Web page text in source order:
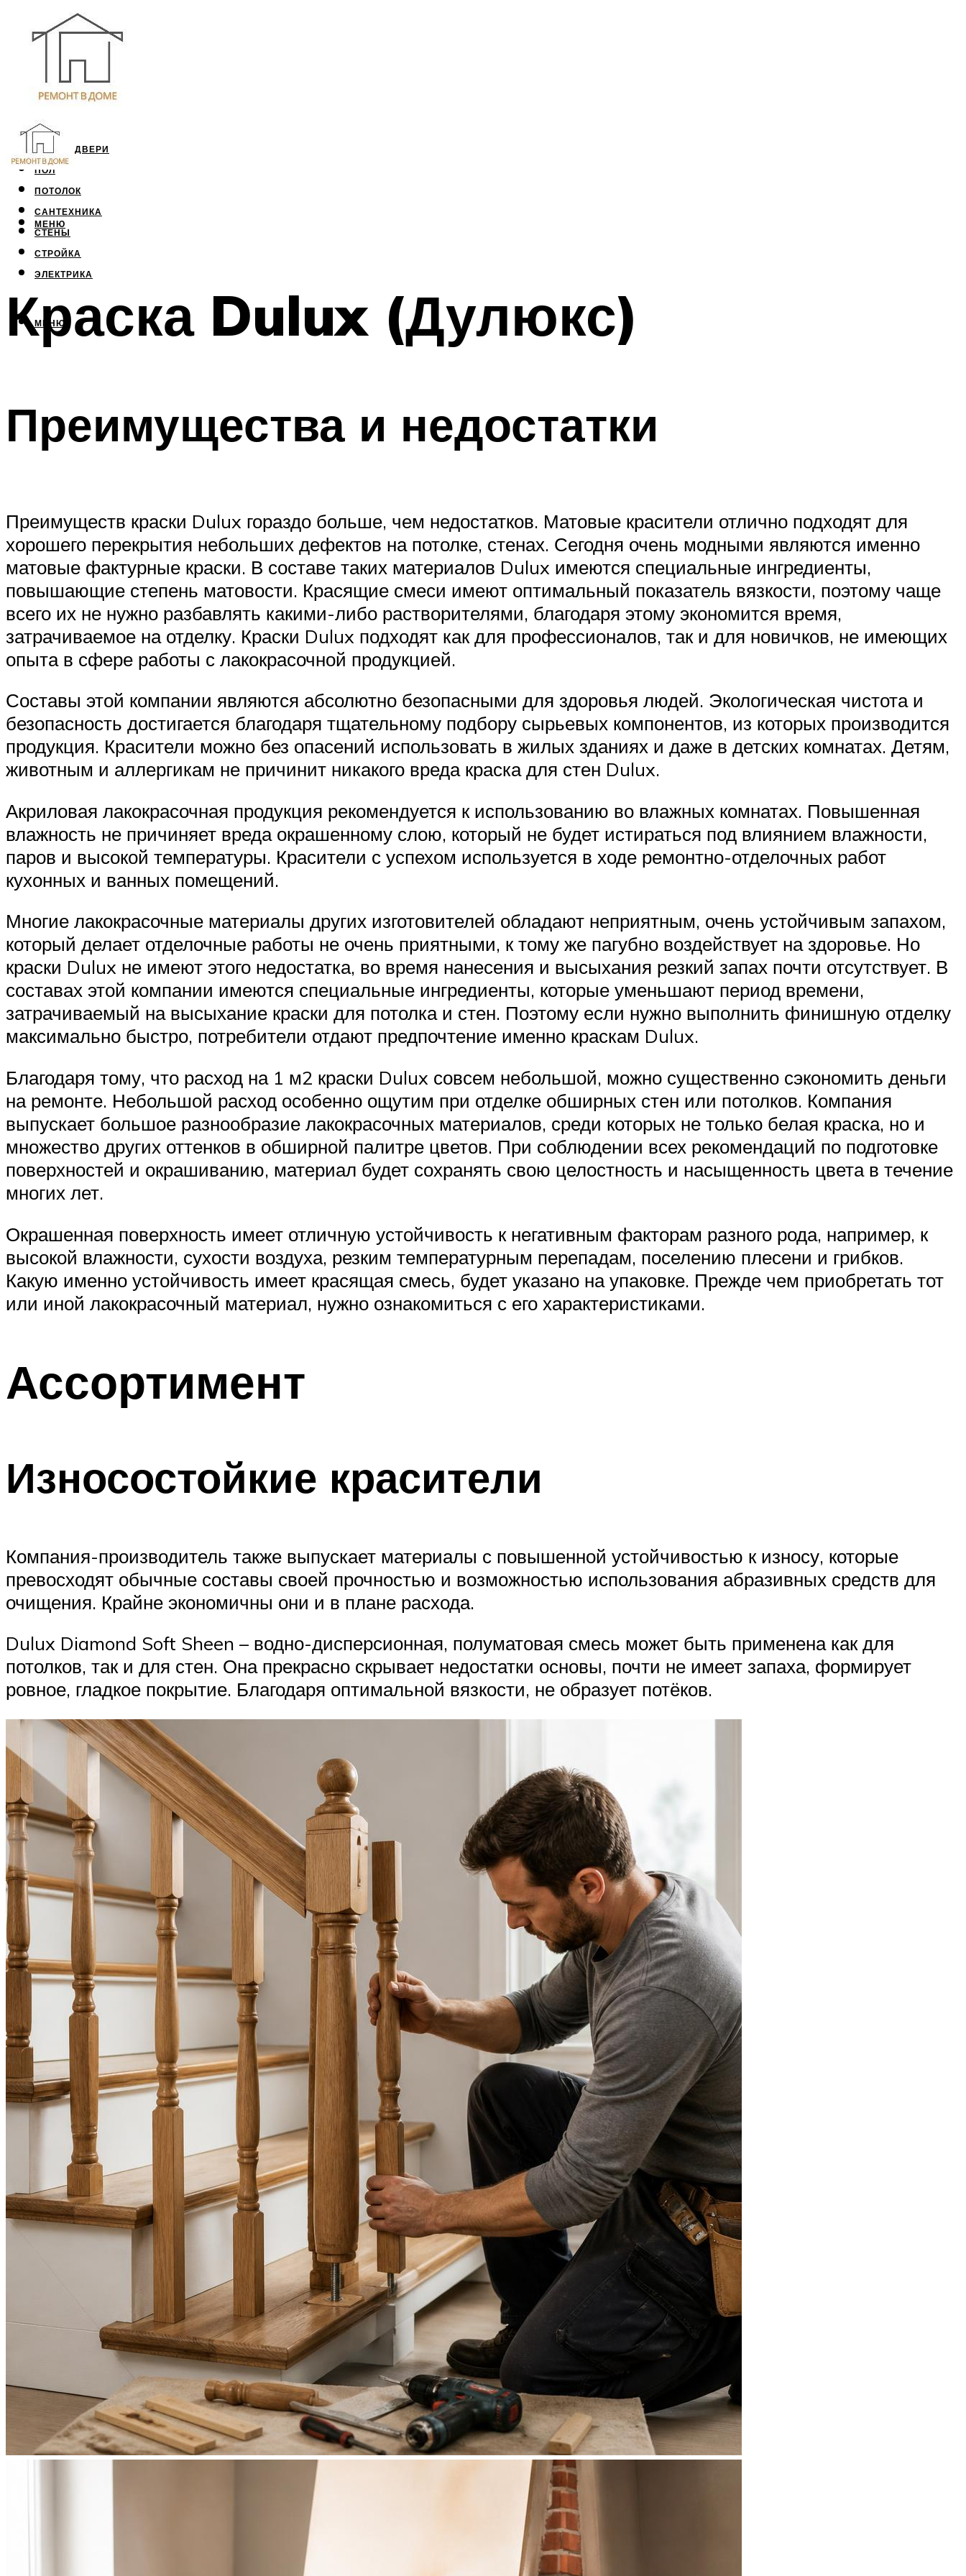
ОКНА И ДВЕРИ
ПОЛ
ПОТОЛОК
САНТЕХНИКА
СТЕНЫ
СТРОЙКА
ЭЛЕКТРИКА
МЕНЮ
МЕНЮ
Краска Dulux (Дулюкс)
Преимущества и недостатки
Преимуществ краски Dulux гораздо больше, чем недостатков. Матовые красители отлично подходят для
хорошего перекрытия небольших дефектов на потолке, стенах. Сегодня очень модными являются именно
матовые фактурные краски. В составе таких материалов Dulux имеются специальные ингредиенты,
повышающие степень матовости. Красящие смеси имеют оптимальный показатель вязкости, поэтому чаще
всего их не нужно разбавлять какими-либо растворителями, благодаря этому экономится время,
затрачиваемое на отделку. Краски Dulux подходят как для профессионалов, так и для новичков, не имеющих
опыта в сфере работы с лакокрасочной продукцией.
Составы этой компании являются абсолютно безопасными для здоровья людей. Экологическая чистота и
безопасность достигается благодаря тщательному подбору сырьевых компонентов, из которых производится
продукция. Красители можно без опасений использовать в жилых зданиях и даже в детских комнатах. Детям,
животным и аллергикам не причинит никакого вреда краска для стен Dulux.
Акриловая лакокрасочная продукция рекомендуется к использованию во влажных комнатах. Повышенная
влажность не причиняет вреда окрашенному слою, который не будет истираться под влиянием влажности,
паров и высокой температуры. Красители с успехом используется в ходе ремонтно-отделочных работ
кухонных и ванных помещений.
Многие лакокрасочные материалы других изготовителей обладают неприятным, очень устойчивым запахом,
который делает отделочные работы не очень приятными, к тому же пагубно воздействует на здоровье. Но
краски Dulux не имеют этого недостатка, во время нанесения и высыхания резкий запах почти отсутствует. В
составах этой компании имеются специальные ингредиенты, которые уменьшают период времени,
затрачиваемый на высыхание краски для потолка и стен. Поэтому если нужно выполнить финишную отделку
максимально быстро, потребители отдают предпочтение именно краскам Dulux.
Благодаря тому, что расход на 1 м2 краски Dulux совсем небольшой, можно существенно сэкономить деньги
на ремонте. Небольшой расход особенно ощутим при отделке обширных стен или потолков. Компания
выпускает большое разнообразие лакокрасочных материалов, среди которых не только белая краска, но и
множество других оттенков в обширной палитре цветов. При соблюдении всех рекомендаций по подготовке
поверхностей и окрашиванию, материал будет сохранять свою целостность и насыщенность цвета в течение
многих лет.
Окрашенная поверхность имеет отличную устойчивость к негативным факторам разного рода, например, к
высокой влажности, сухости воздуха, резким температурным перепадам, поселению плесени и грибков.
Какую именно устойчивость имеет красящая смесь, будет указано на упаковке. Прежде чем приобретать тот
или иной лакокрасочный материал, нужно ознакомиться с его характеристиками.
Ассортимент
Износостойкие красители
Компания-производитель также выпускает материалы с повышенной устойчивостью к износу, которые
превосходят обычные составы своей прочностью и возможностью использования абразивных средств для
очищения. Крайне экономичны они и в плане расхода.
Dulux Diamond Soft Sheen – водно-дисперсионная, полуматовая смесь может быть применена как для
потолков, так и для стен. Она прекрасно скрывает недостатки основы, почти не имеет запаха, формирует
ровное, гладкое покрытие. Благодаря оптимальной вязкости, не образует потёков.